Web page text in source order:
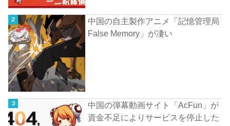
中国の自主製作アニメ「記憶管理局
False Memory」が凄い
中国の弾幕動画サイト「AcFun」が
資金不足によりサービスを停止した